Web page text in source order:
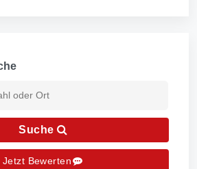
Suche
Jetzt Bewerten